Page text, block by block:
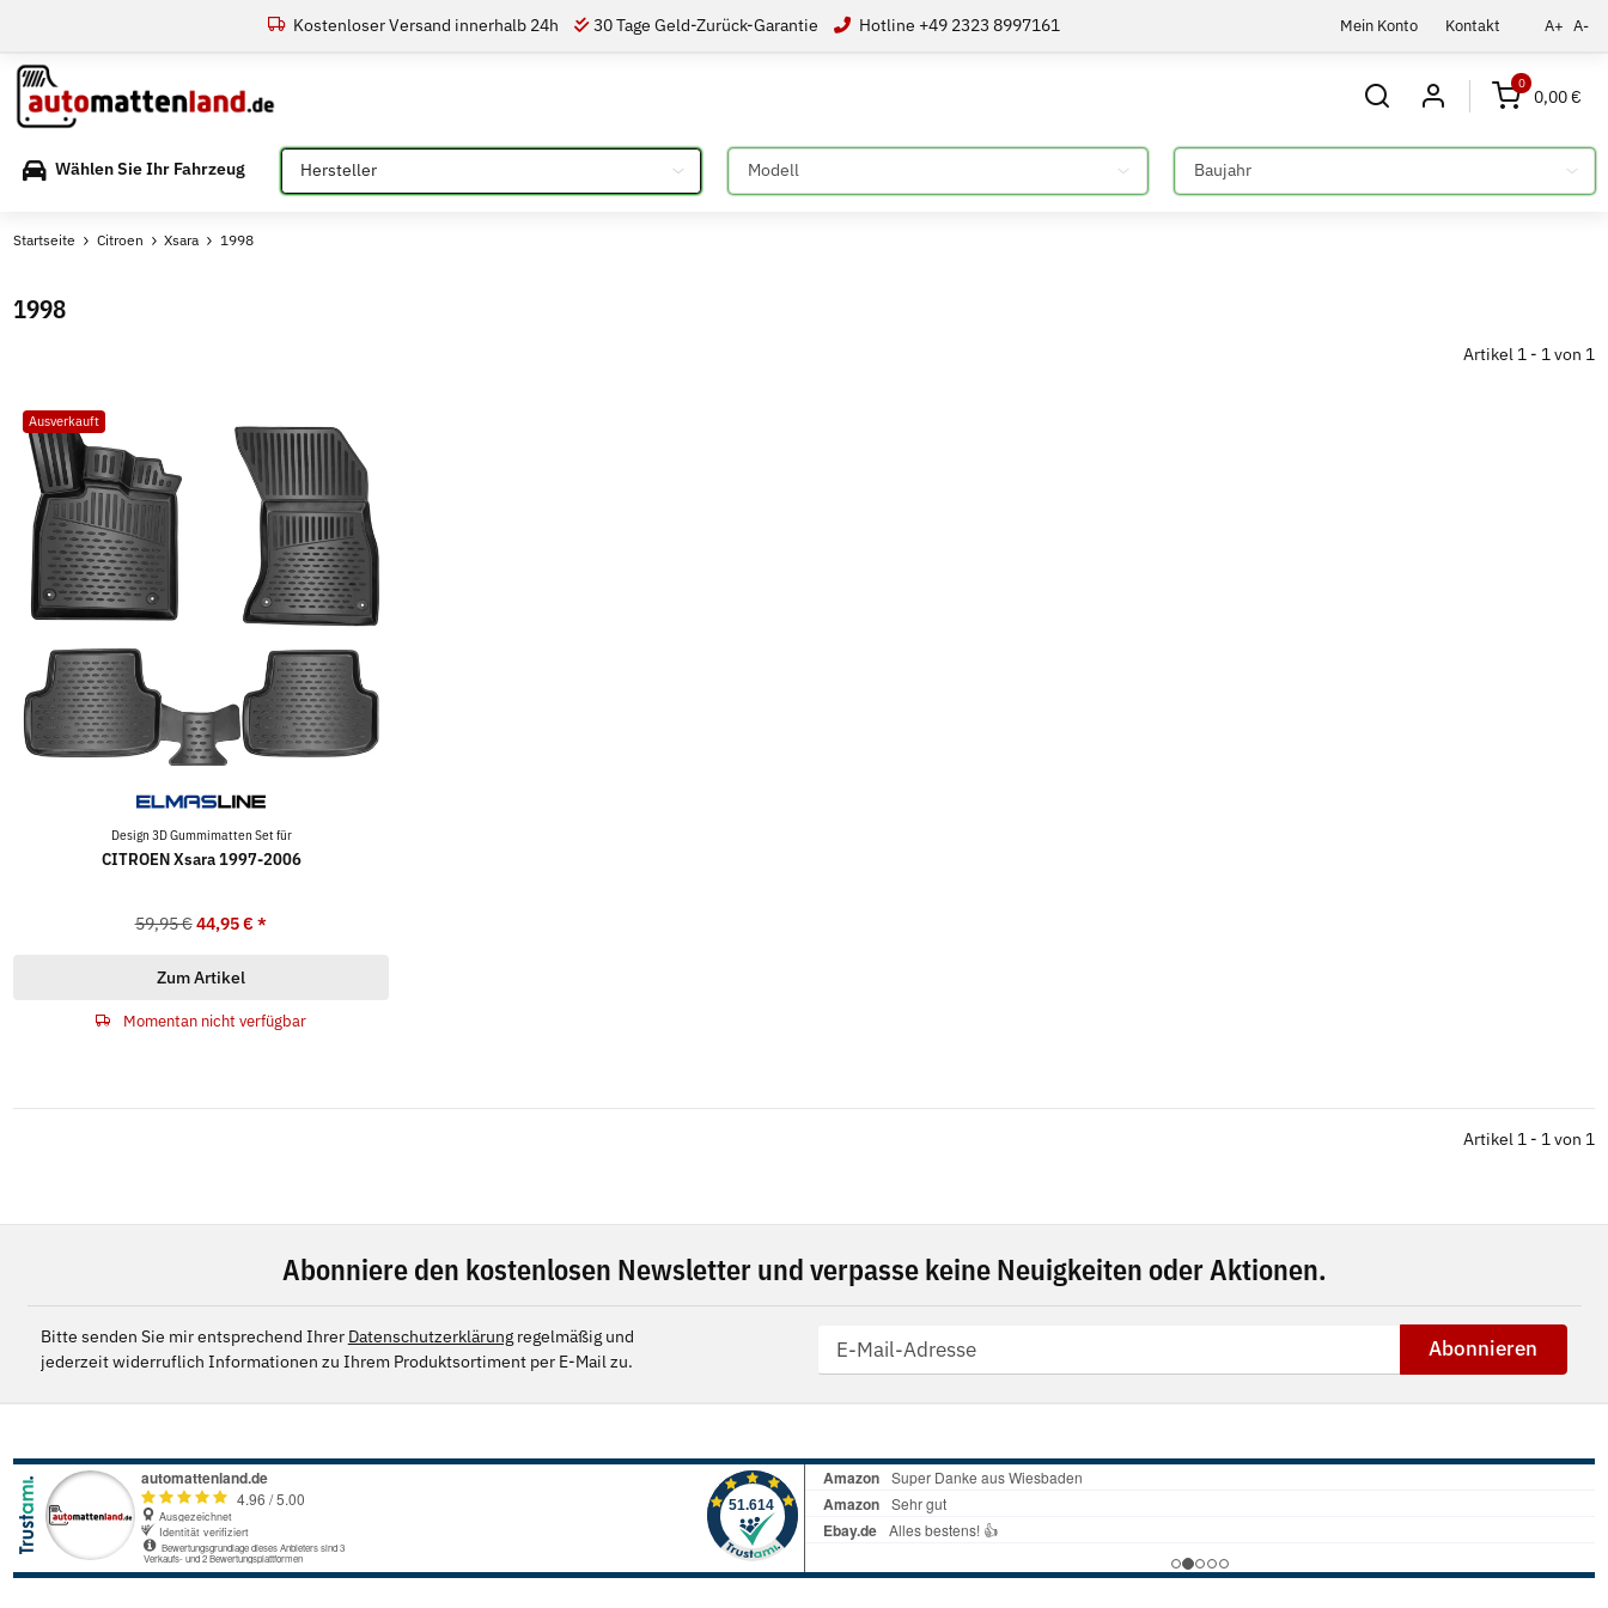
Mein Konto Kontakt A+ A-
Kostenloser Versand innerhalb 24h 30 Tage Geld-Zurück-Garantie Hotline +49 2323 8997161
0
0,00 €
Wählen Sie Ihr Fahrzeug Bitte auswählen Bitte auswählen Bitte auswählen
Startseite Citroen Xsara 1998
1998
Artikel 1 - 1 von 1
Ausverkauft
Design 3D Gummimatten Set für
CITROEN Xsara 1997-2006
59,95 € 44,95 €*
Zum Artikel
Momentan nicht verfügbar
Artikel 1 - 1 von 1
Abonniere den kostenlosen Newsletter und verpasse keine Neuigkeiten oder Aktionen.
Bitte senden Sie mir entsprechend Ihrer Datenschutzerklärungregelmäßig und
jederzeit widerruflich Informationen zu Ihrem Produktsortiment per E-Mail zu.
Abonnieren